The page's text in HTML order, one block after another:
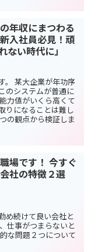
年収にまつわる
入社員必見！頑
ない時代に」
。 某大企業が年功序
のシステムが普通に
力値がいくら高くて
りになることは難し
の観点から検証しま
場です！ 今すぐ
社の特徴２選
め続けて良い会社と
仕事がつまらないと
な問題２つについて